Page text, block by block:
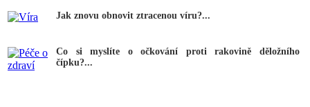
Jak znovu obnovit ztracenou víru?...
Co si myslíte o očkování proti rakovině děložního
čípku?...